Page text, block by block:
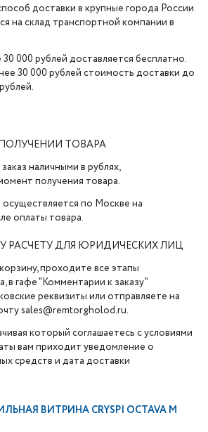
доставки в крупные города России.
на склад транспортной компании в
000 рублей доставляется бесплатно.
30 000 рублей стоимость доставки до
ТОВАРА
наличными в рублях,
получения товара.
осуществляется по Москве на
оплаты товара.
РАСЧЕТУ ДЛЯ ЮРИДИЧЕСКИХ ЛИЦ
проходите все этапы
в гафе "Комментарии к заказу"
реквизиты или отправляете на
sales@remtorgholod.ru.
который соглашаетесь с условиями
вам приходит уведомление о
средств и дата доставки
ВИТРИНА CRYSPI OCTAVA M